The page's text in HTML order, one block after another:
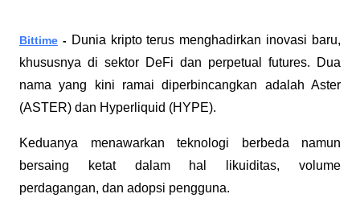
Bittime - Dunia kripto terus menghadirkan inovasi baru,
khususnya di sektor DeFi dan perpetual futures. Dua
nama yang kini ramai diperbincangkan adalah Aster
(ASTER) dan Hyperliquid (HYPE).
Keduanya menawarkan teknologi berbeda namun
bersaing ketat dalam hal likuiditas, volume
perdagangan, dan adopsi pengguna.